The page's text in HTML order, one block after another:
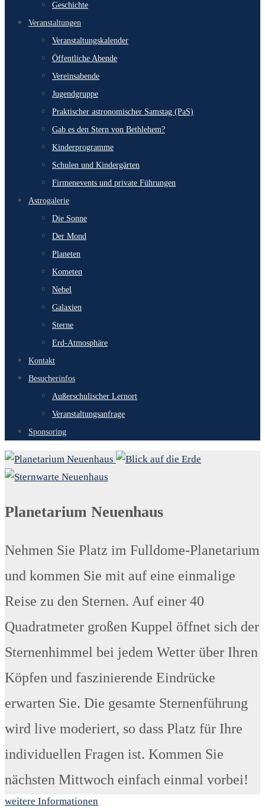
Geschichte
Veranstaltungen
Veranstaltungskalender
Öffentliche Abende
Vereinsabende
Jugendgruppe
Praktischer astronomischer Samstag (PaS)
Gab es den Stern von Bethlehem?
Kinderprogramme
Schulen und Kindergärten
Firmenevents und private Führungen
Astrogalerie
Die Sonne
Der Mond
Planeten
Kometen
Nebel
Galaxien
Sterne
Erd-Atmosphäre
Kontakt
Besucherinfos
Außerschulischer Lernort
Veranstaltungsanfrage
Sponsoring
Planetarium Neuenhaus
Nehmen Sie Platz im Fulldome-Planetarium
und kommen Sie mit auf eine einmalige
Reise zu den Sternen. Auf einer 40
Quadratmeter großen Kuppel öffnet sich der
Sternenhimmel bei jedem Wetter über Ihren
Köpfen und faszinierende Eindrücke
erwarten Sie. Die gesamte Sternenführung
wird live moderiert, so dass Platz für Ihre
individuellen Fragen ist. Kommen Sie
nächsten Mittwoch einfach einmal vorbei!
weitere Informationen